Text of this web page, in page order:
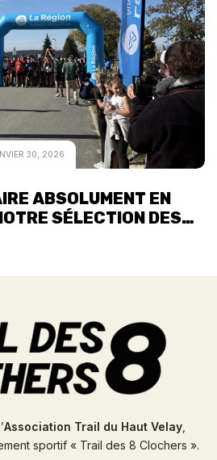
30, 2026
ABSOLUMENT EN
SÉLECTION DES
Association Trail du Haut Velay
sportif « Trail des 8 Clochers ».